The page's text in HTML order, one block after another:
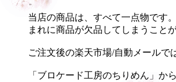
当店の商品は、すべて一点物です
まれに商品が欠品してしまうこと
ご注文後の楽天市場/自動メールで
「ブロケード工房のちりめん」か